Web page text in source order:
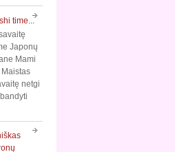
time...
Japonų
Mami
netgi